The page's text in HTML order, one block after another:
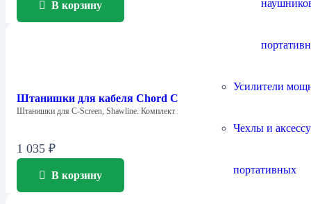
Усилители
Чехлы и
портативных
В корзину
Штанишки для кабеля Chord Company Little Trousers
Штанишки для C-Screen, Shawline. Комплект из…
1 035 ₽
В корзину